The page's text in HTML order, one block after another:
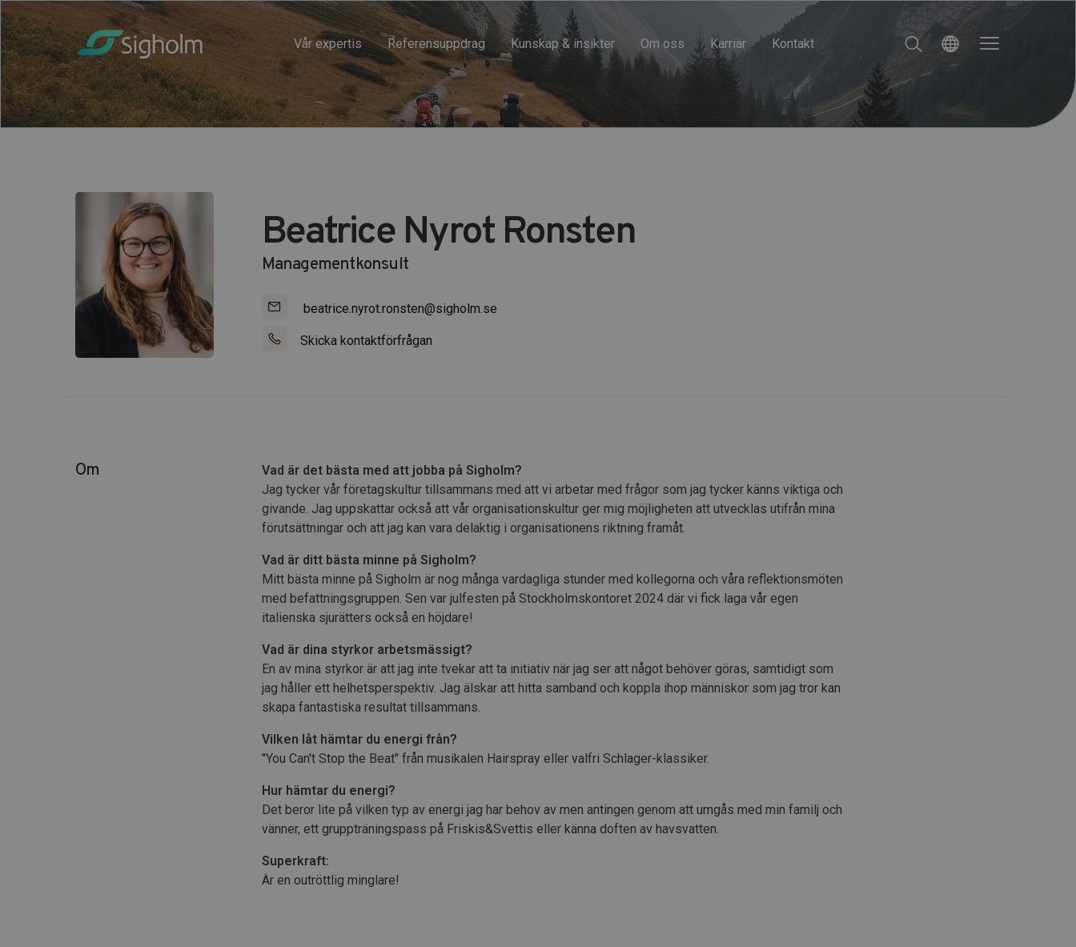
Vår expertis Referensuppdrag Kunskap & insikter Om oss Karriär Kontakt
Beatrice Nyrot Ronsten
Managementkonsult
beatrice.nyrot.ronsten@sigholm.se
Skicka kontaktförfrågan
Om
Vad är det bästa med att jobba på Sigholm?
Jag tycker vår företagskultur tillsammans med att vi arbetar med frågor som jag tycker känns viktiga och
givande. Jag uppskattar också att vår organisationskultur ger mig möjligheten att utvecklas utifrån mina
förutsättningar och att jag kan vara delaktig i organisationens riktning framåt.
Vad är ditt bästa minne på Sigholm?
Mitt bästa minne på Sigholm är nog många vardagliga stunder med kollegorna och våra reflektionsmöten
med befattningsgruppen. Sen var julfesten på Stockholmskontoret 2024 där vi fick laga vår egen
italienska sjurätters också en höjdare!
Vad är dina styrkor arbetsmässigt?
En av mina styrkor är att jag inte tvekar att ta initiativ när jag ser att något behöver göras, samtidigt som
jag håller ett helhetsperspektiv. Jag älskar att hitta samband och koppla ihop människor som jag tror kan
skapa fantastiska resultat tillsammans.
Vilken låt hämtar du energi från?
"You Can't Stop the Beat" från musikalen Hairspray eller valfri Schlager-klassiker.
Hur hämtar du energi?
Det beror lite på vilken typ av energi jag har behov av men antingen genom att umgås med min familj och
vänner, ett gruppträningspass på Friskis&Svettis eller känna doften av havsvatten.
Superkraft:
Är en outröttlig minglare!